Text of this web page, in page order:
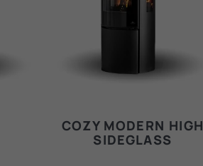
COZY MODERN HIGH
SIDEGLASS